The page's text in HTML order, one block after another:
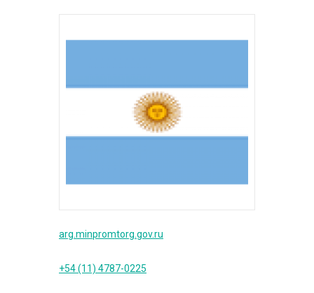
arg.minpromtorg.gov.ru
+54 (11) 4787-0225